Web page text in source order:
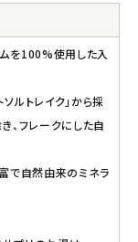
を100%使用した入
ルトレイク」から採
、フレークにした自
で自然由来のミネラ